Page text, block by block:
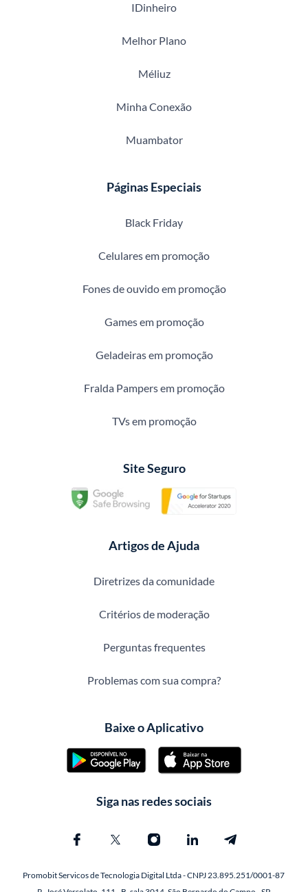
IDinheiro
Melhor Plano
Méliuz
Minha Conexão
Muambator
Páginas Especiais
Black Friday
Celulares em promoção
Fones de ouvido em promoção
Games em promoção
Geladeiras em promoção
Fralda Pampers em promoção
TVs em promoção
Site Seguro
Artigos de Ajuda
Diretrizes da comunidade
Critérios de moderação
Perguntas frequentes
Problemas com sua compra?
Baixe o Aplicativo
Siga nas redes sociais
Promobit Servicos de Tecnologia Digital Ltda - CNPJ 23.895.251/0001-87